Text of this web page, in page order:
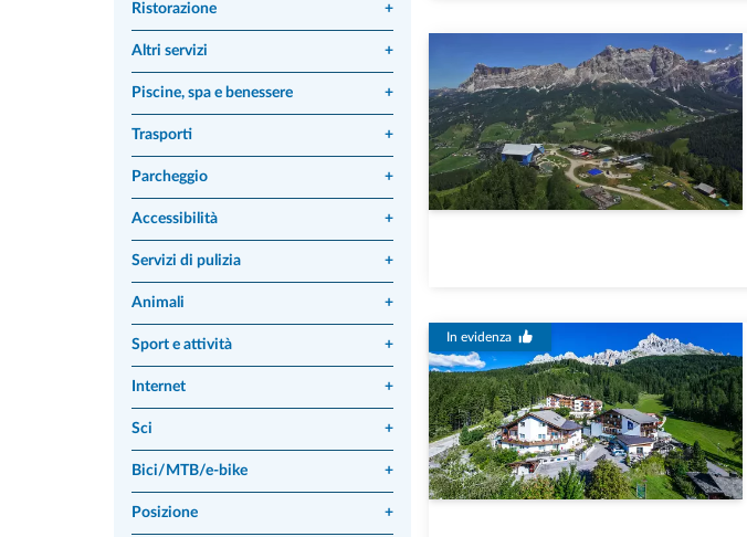
Ristorazione +
Altri servizi +
Piscine, spa e benessere +
Trasporti +
Parcheggio +
Accessibilità +
Servizi di pulizia +
Animali +
Sport e attività +
Internet +
Sci +
Bici/MTB/e-bike +
Posizione +
In evidenza